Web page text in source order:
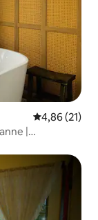
4,86 (21)
|